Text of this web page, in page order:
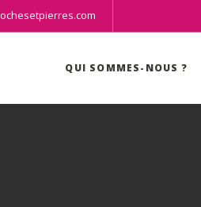
QUI SOMMES-NOUS ?